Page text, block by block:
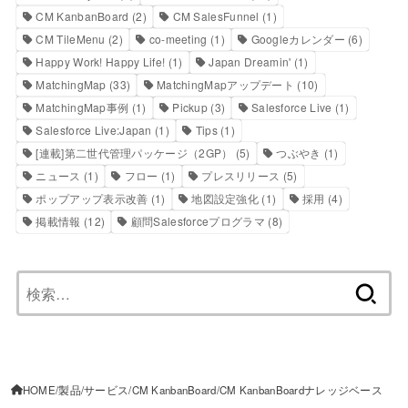
CM KanbanBoard (2) CM SalesFunnel (1)
CM TileMenu (2) co-meeting (1) Googleカレンダー (6)
Happy Work! Happy Life! (1) Japan Dreamin' (1)
MatchingMap (33) MatchingMapアップデート (10)
MatchingMap事例 (1) Pickup (3) Salesforce Live (1)
Salesforce Live:Japan (1) Tips(1)
[連載]第二世代管理パッケージ（2GP）
(5) つぶやき (1)
ニュース (1) フロー (1) プレスリリース (5)
ポップアップ表示改善 (1) 地図設定強化 (1) 採用 (4)
掲載情報 (12) 顧問Salesforceプログラマ (8)
索:
HOME 製品/サービス CM KanbanBoard CM KanbanBoardナレッジベース